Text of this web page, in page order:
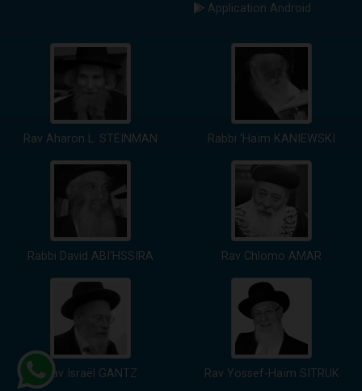
Application Android
Rav Aharon L. STEINMAN Rabbi 'Haïm KANIEWSKI
Rabbi David ABI'HSSIRA Rav Chlomo AMAR
Rav Israël GANTZ Rav Yossef-Haïm SITRUK